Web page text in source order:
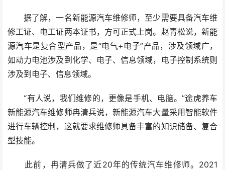
据了解，一名新能源汽车维修师，至少需要具备汽车维
修工证、电工证两本证书，方可正式上岗。赵青松说，新能
源汽车是复合型产品，是“电气+电子”产品，涉及领域广，
如动力电池涉及到化学、电子、信息领域，电子控制系统则
涉及到电子、信息领域。
“有人说，我们维修的，更像是手机、电脑。”途虎养车
新能源汽车维修师冉清兵说，新能源汽车大量采用智能软件
进行车辆控制，这就要求维修师具备丰富的知识储备、复合
型技能。
此前，冉清兵做了近20年的传统汽车维修师。2021